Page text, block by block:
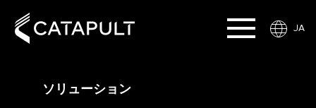
JA
ソリューション